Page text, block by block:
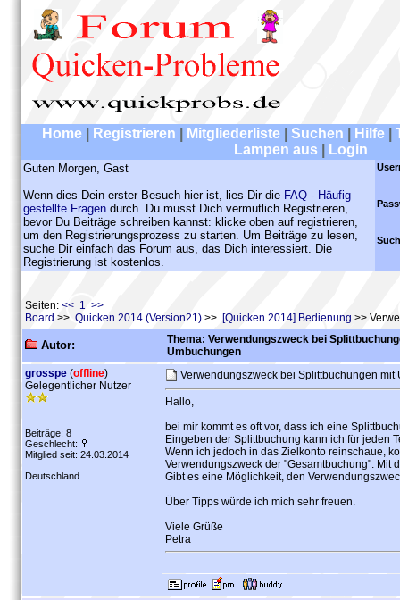
Home Registrieren Mitgliederliste Suchen Hilfe
Lampen aus
Login
Guten Morgen, Gast
Wenn dies Dein erster Besuch hier ist, lies Dir die FAQ - Häufig
gestellte Fragen durch. Du musst Dich vermutlich Registrieren,
bevor Du Beiträge schreiben kannst: klicke oben auf registrieren,
um den Registrierungsprozess zu starten. Um Beiträge zu lesen,
suche Dir einfach das Forum aus, das Dich interessiert. Die
Registrierung ist kostenlos.
Seiten: << 1 >>
Board >> Quicken 2014 (Version21) >> [Quicken 2014] Bedienung >>
Autor:
Thema: Verwendungszweck bei
Umbuchungen
grosspe (offline)
Gelegentlicher Nutzer
Beiträge: 8
Geschlecht:
Mitglied seit: 24.03.2014
Deutschland
Verwendungszweck bei Splittbuchungen
Hallo,
bei mir kommt es oft vor, dass ich eine
Eingeben der Splittbuchung kann ich für jeden
Wenn ich jedoch in das Zielkonto reinschaue,
Verwendungszweck der "Gesamtbuchung". Mit
Gibt es eine Möglichkeit, den
Über Tipps würde ich mich sehr freuen.
Viele Grüße
Petra